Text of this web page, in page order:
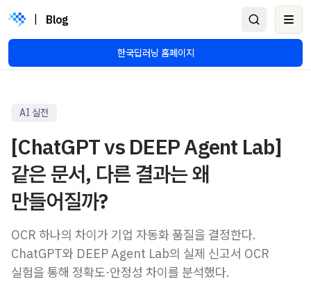
Blog
한국딥러닝 홈페이지
AI 실전
[ChatGPT vs DEEP Agent Lab]
같은 문서, 다른 결과는 왜
만들어질까?
OCR 하나의 차이가 기업 자동화 품질을 결정한다.
ChatGPT와 DEEP Agent Lab의 실제 신고서 OCR
실험을 통해 정확도·안정성 차이를 분석했다.